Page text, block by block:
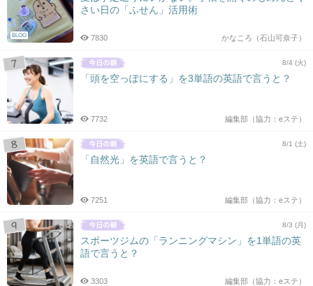
BLOG
さい日の「ふせん」活用術
かなころ（石山可奈子）
7830
8/4 (火)
「頭を空っぽにする」を3単語の英語で言うと？
編集部（協力：eステ）
7732
8/1 (土)
「自然光」を英語で言うと？
編集部（協力：eステ）
7251
8/3 (月)
スポーツジムの「ランニングマシン」を1単語の英
語で言うと？
編集部（協力：eステ）
3303